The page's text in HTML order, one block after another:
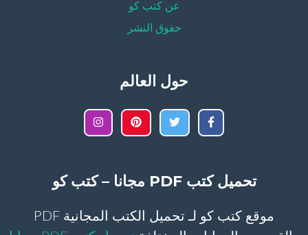
عن كتب كو
حقوق النشر
حول العالم
تحميل كتب PDF مجانا – كتب كو
موقع كتب كو لـ تحميل الكتب المجانية PDF